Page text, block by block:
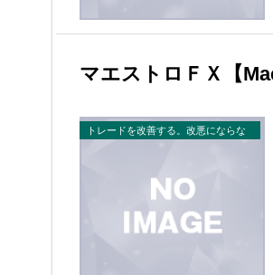
マエストロＦＸ【
トレードを改善する。改悪にならな